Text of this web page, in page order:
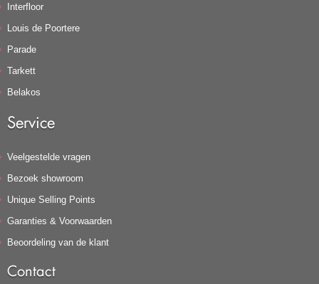
Interfloor
Louis de Poortere
Parade
Tarkett
Belakos
Service
Veelgestelde vragen
Bezoek showroom
Unique Selling Points
Garanties & Voorwaarden
Beoordeling van de klant
Contact